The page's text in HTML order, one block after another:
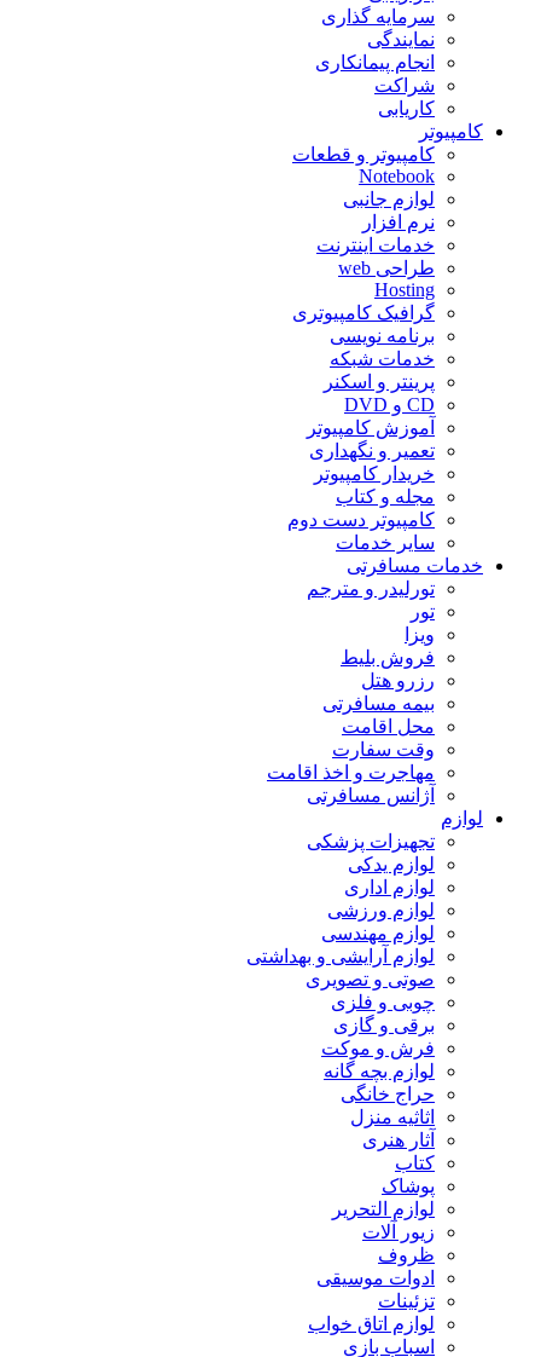
سرمایه گذاری
نمایندگی
انجام پیمانکاری
شراکت
کاریابی
کامپیوتر
کامپیوتر و قطعات
Notebook
لوازم جانبی
نرم افزار
خدمات اینترنت
طراحی web
Hosting
گرافیک کامپیوتری
برنامه نویسی
خدمات شبکه
پرینتر و اسکنر
CD و DVD
آموزش کامپیوتر
تعمیر و نگهداری
خریدار کامپیوتر
مجله و کتاب
کامپیوتر دست دوم
سایر خدمات
خدمات مسافرتی
تورلیدر و مترجم
تور
ویزا
فروش بلیط
رزرو هتل
بیمه مسافرتی
محل اقامت
وقت سفارت
مهاجرت و اخذ اقامت
آژانس مسافرتی
لوازم
تجهیزات پزشکی
لوازم یدکی
لوازم اداری
لوازم ورزشی
لوازم مهندسی
لوازم آرایشی و بهداشتی
صوتی و تصویری
چوبی و فلزی
برقی و گازی
فرش و موکت
لوازم بچه گانه
حراج خانگی
اثاثیه منزل
آثار هنری
کتاب
پوشاک
لوازم التحریر
زیور آلات
ظروف
ادوات موسیقی
تزئینات
لوازم اتاق خواب
اسباب بازی